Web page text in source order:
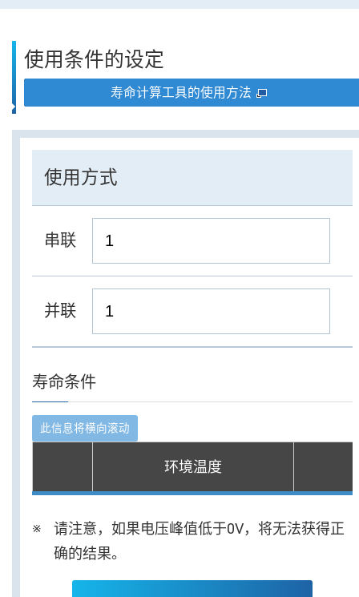
使用条件的设定
寿命计算工具的使用方法
使用方式
串联
并联
寿命条件
环境温度
请注意，如果电压峰值低于0V，将无法获得正
确的结果。